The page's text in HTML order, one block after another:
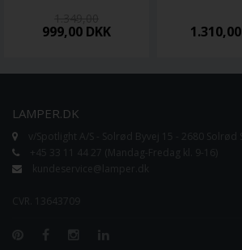
999,00 DKK 1.310,00
LAMPER.DK